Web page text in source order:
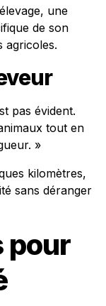
une
de son
agricoles.
pas évident.
tout en
»
kilomètres,
sans déranger
pour